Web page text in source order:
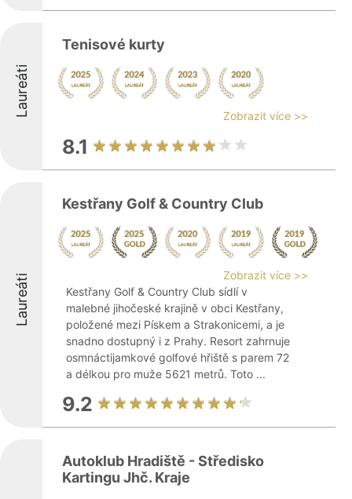
Laureáti
Tenisové kurty
Zobrazit více >>
8.1
Laureáti
Kestřany Golf & Country Club
Zobrazit více >>
Kestřany Golf & Country Club sídlí v
malebné jihočeské krajině v obci Kestřany,
položené mezi Pískem a Strakonicemi, a je
snadno dostupný i z Prahy. Resort zahrnuje
osmnáctijamkové golfové hřiště s parem 72
a délkou pro muže 5621 metrů. Toto ...
9.2
Autoklub Hradiště - Středisko
Kartingu Jhč. Kraje